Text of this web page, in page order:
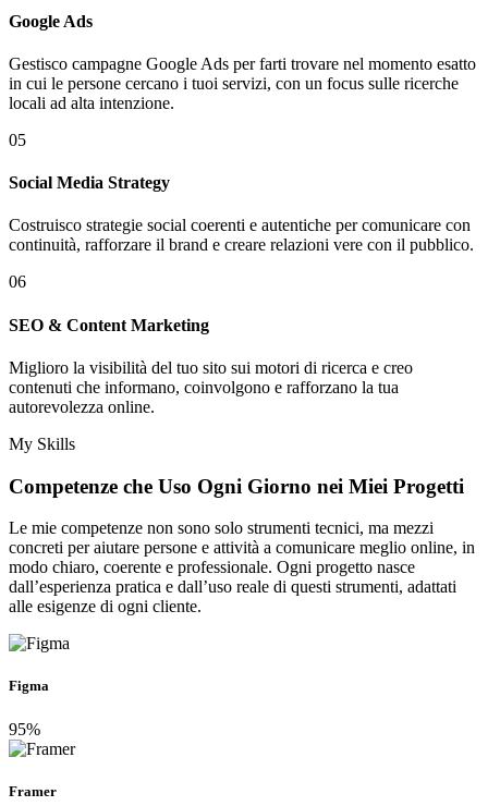
Google Ads
Gestisco campagne Google Ads per farti trovare nel momento esatto
in cui le persone cercano i tuoi servizi, con un focus sulle ricerche
locali ad alta intenzione.
05
Social Media Strategy
Costruisco strategie social coerenti e autentiche per comunicare con
continuità, rafforzare il brand e creare relazioni vere con il pubblico.
06
SEO & Content Marketing
Miglioro la visibilità del tuo sito sui motori di ricerca e creo
contenuti che informano, coinvolgono e rafforzano la tua
autorevolezza online.
My Skills
Competenze che Uso Ogni Giorno nei Miei Progetti
Le mie competenze non sono solo strumenti tecnici, ma mezzi
concreti per aiutare persone e attività a comunicare meglio online, in
modo chiaro, coerente e professionale. Ogni progetto nasce
dall’esperienza pratica e dall’uso reale di questi strumenti, adattati
alle esigenze di ogni cliente.
Figma
95%
Framer